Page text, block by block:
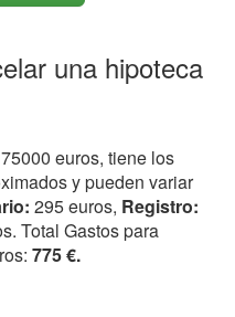
una hipoteca
euros, tiene los
y pueden variar
295 euros, Registro:
Total Gastos para
775 €.